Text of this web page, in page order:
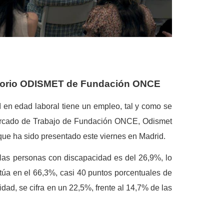
ODISMET de Fundación ONCE
edad laboral tiene un empleo, tal y como se
de Trabajo de Fundación ONCE, Odismet
ha sido presentado este viernes en Madrid.
personas con discapacidad es del 26,9%, lo
en el 66,3%, casi 40 puntos porcentuales de
se cifra en un 22,5%, frente al 14,7% de las